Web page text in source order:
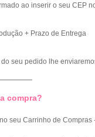
ao inserir o seu CEP
+ Prazo de Entrega
seu pedido lhe
compra?
seu Carrinho de Compras